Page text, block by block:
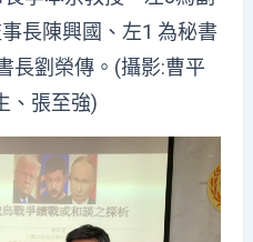
長陳興國、左1 為秘書
長劉榮傳。(攝影:曹平
、張至強)